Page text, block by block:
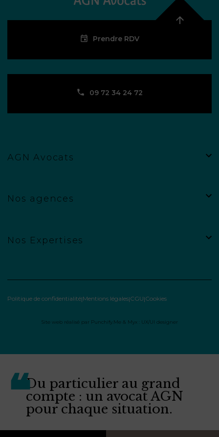
Prendre RDV
09 72 34 24 72
AGN Avocats
Nos agences
Nos Expertises
Politique de confidentialité Mentions légales CGU Cookies
Site web réalisé par Punchify.Me & Myx : UX/UI designer
Du particulier au grand
compte : un avocat AGN
pour chaque situation.